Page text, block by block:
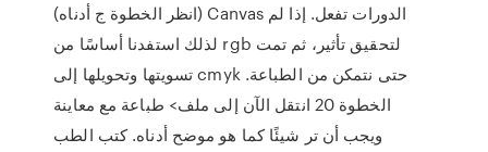
(انظر الخطوة ج أدناه) Canvas الدورات تفعل. إذا لم
لذلك استفدنا أساسًا من rgb لتحقيق تأثير، ثم تمت
تسويتها وتحويلها إلى cmyk حتى نتمكن من الطباعة.
الخطوة 20 انتقل الآن إلى ملف> طباعة مع معاينة
ويجب أن تر شيئًا كما هو موضح أدناه. كتب الطب